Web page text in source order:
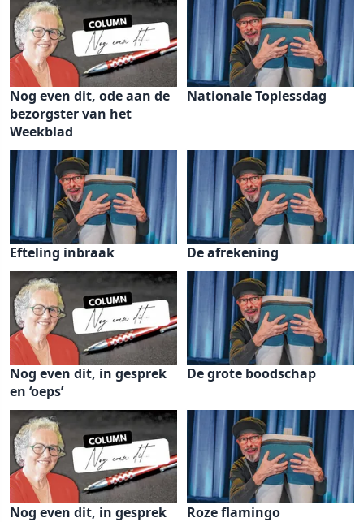
Nog even dit, ode aan de
bezorgster van het
Weekblad
Nationale Toplessdag
Efteling inbraak De afrekening
Nog even dit, in gesprek
en ‘oeps’
De grote boodschap
Nog even dit, in gesprek Roze flamingo